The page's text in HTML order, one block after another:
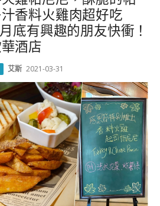
香料火雞肉超好吃
底有興趣的朋友快衝！
酒店
艾斯 2021-03-31